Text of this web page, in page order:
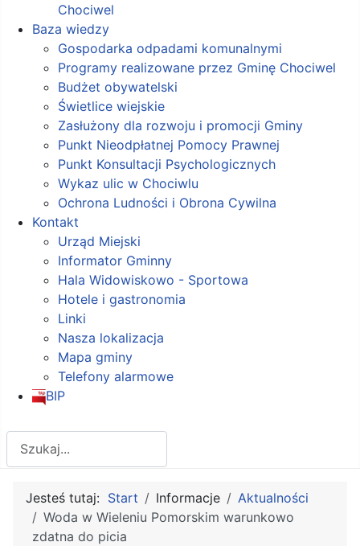
Chociwel
Baza wiedzy
Gospodarka odpadami komunalnymi
Programy realizowane przez Gminę Chociwel
Budżet obywatelski
Świetlice wiejskie
Zasłużony dla rozwoju i promocji Gminy
Punkt Nieodpłatnej Pomocy Prawnej
Punkt Konsultacji Psychologicznych
Wykaz ulic w Chociwlu
Ochrona Ludności i Obrona Cywilna
Kontakt
Urząd Miejski
Informator Gminny
Hala Widowiskowo - Sportowa
Hotele i gastronomia
Linki
Nasza lokalizacja
Mapa gminy
Telefony alarmowe
BIP
Jesteś tutaj: Start Informacje
Aktualności
Woda w Wieleniu Pomorskim warunkowo
zdatna do picia